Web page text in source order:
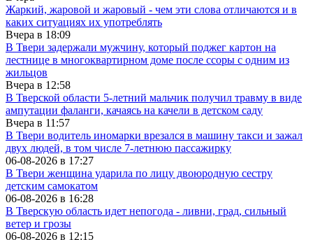
Жаркий, жаровой и жаровый - чем эти слова отличаются и в
каких ситуациях их употреблять
Вчера в 18:09
В Твери задержали мужчину, который поджег картон на
лестнице в многоквартирном доме после ссоры с одним из
жильцов
Вчера в 12:58
В Тверской области 5-летний мальчик получил травму в виде
ампутации фаланги, качаясь на качели в детском саду
Вчера в 11:57
В Твери водитель иномарки врезался в машину такси и зажал
двух людей, в том числе 7-летнюю пассажирку
06-08-2026 в 17:27
В Твери женщина ударила по лицу двоюродную сестру
детским самокатом
06-08-2026 в 16:28
В Тверскую область идет непогода - ливни, град, сильный
ветер и грозы
06-08-2026 в 12:15